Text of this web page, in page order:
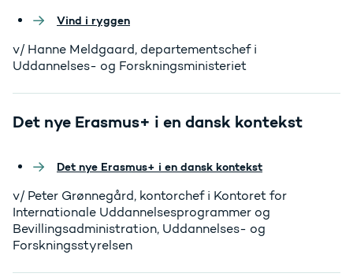
Vind i ryggen
v/ Hanne Meldgaard, departementschef i
Uddannelses- og Forskningsministeriet
Det nye Erasmus+ i en dansk kontekst
Det nye Erasmus+ i en dansk kontekst
v/ Peter Grønnegård, kontorchef i Kontoret for
Internationale Uddannelsesprogrammer og
Bevillingsadministration, Uddannelses- og
Forskningsstyrelsen